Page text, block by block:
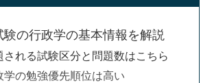
験の行政学の基本情報を解説
される試験区分と問題数はこちら
学の勉強優先順位は高い